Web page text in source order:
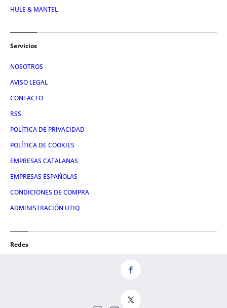
HULE & MANTEL
Servicios
NOSOTROS
AVISO LEGAL
CONTACTO
RSS
POLÍTICA DE PRIVACIDAD
POLÍTICA DE COOKIES
EMPRESAS CATALANAS
EMPRESAS ESPAÑOLAS
CONDICIONES DE COMPRA
ADMINISTRACIÓN UTIQ
Redes